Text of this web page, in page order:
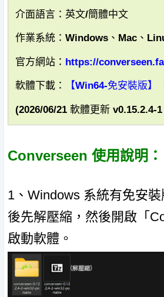
介面語言：英文/簡體中文
作業系統：Windows、Mac、
官方網站： https://
軟體下載： 【Win64-免安裝版】
(2026/06/21 軟體更新 v0.15.2.4-
Converseen 使用說明：
1、Windows 系統有免安
後先解壓縮，然後開啟「
啟動軟體。